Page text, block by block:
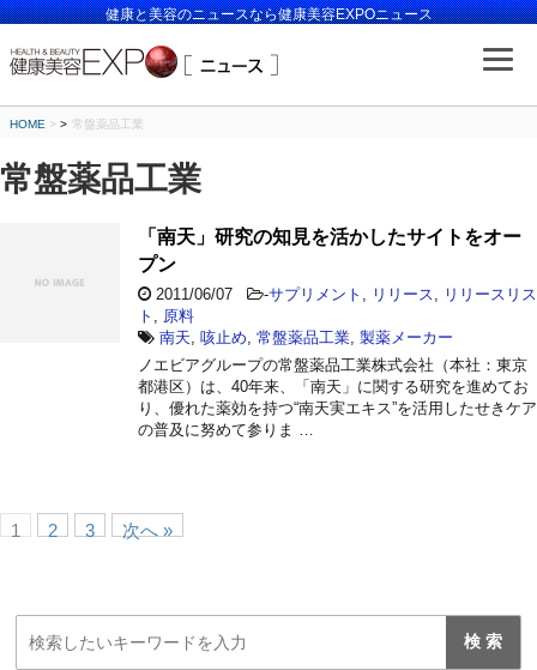
健康と美容のニュースなら健康美容EXPOニュース
HOME > 常盤薬品工業
常盤薬品工業
「南天」研究の知見を活かしたサイトをオー
プン
2011/06/07 -サプリメント リリース
リリースリス
ト
原料
南天 咳止め 常盤薬品工業 製薬メーカー
ノエビアグループの常盤薬品工業株式会社（本社：東京
都港区）は、40年来、「南天」に関する研究を進めてお
り、優れた薬効を持つ“南天実エキス”を活用したせきケア
の普及に努めて参りま …
1 2 3 次へ »